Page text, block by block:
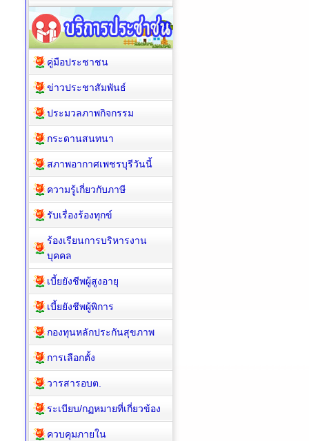
คู่มือประชาชน
ข่าวประชาสัมพันธ์
ประมวลภาพกิจกรรม
กระดานสนทนา
สภาพอากาศเพชรบุรีวันนี้
ความรู้เกี่ยวกับภาษี
รับเรื่องร้องทุกข์
ร้องเรียนการบริหารงาน
บุคคล
เบี้ยยังชีพผู้สูงอายุ
เบี้ยยังชีพผู้พิการ
กองทุนหลักประกันสุขภาพ
การเลือกตั้ง
วารสารอบต.
ระเบียบ/กฏหมายที่เกี่ยวข้อง
ควบคุมภายใน